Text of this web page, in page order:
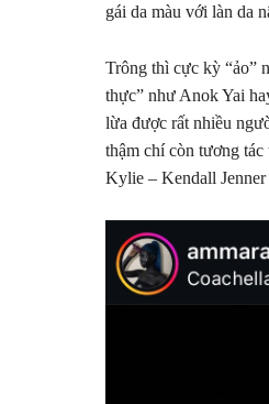
gái da màu với làn da
Trông thì cực kỳ “ảo”
thực” như Anok Yai
lừa được rất nhiều
thậm chí còn tương
Kylie – Kendall Jenner